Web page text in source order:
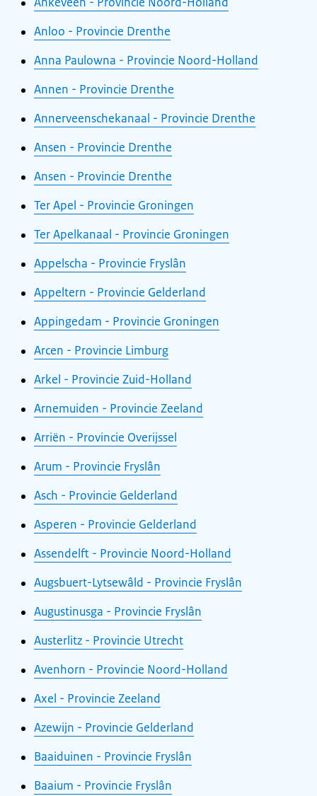
Anloo - Provincie Drenthe
Anna Paulowna - Provincie Noord-Holland
Annen - Provincie Drenthe
Annerveenschekanaal - Provincie Drenthe
Ansen - Provincie Drenthe
Ansen - Provincie Drenthe
Ter Apel - Provincie Groningen
Ter Apelkanaal - Provincie Groningen
Appelscha - Provincie Fryslân
Appeltern - Provincie Gelderland
Appingedam - Provincie Groningen
Arcen - Provincie Limburg
Arkel - Provincie Zuid-Holland
Arnemuiden - Provincie Zeeland
Arriën - Provincie Overijssel
Arum - Provincie Fryslân
Asch - Provincie Gelderland
Asperen - Provincie Gelderland
Assendelft - Provincie Noord-Holland
Augsbuert-Lytsewâld - Provincie Fryslân
Augustinusga - Provincie Fryslân
Austerlitz - Provincie Utrecht
Avenhorn - Provincie Noord-Holland
Axel - Provincie Zeeland
Azewijn - Provincie Gelderland
Baaiduinen - Provincie Fryslân
Baaium - Provincie Fryslân